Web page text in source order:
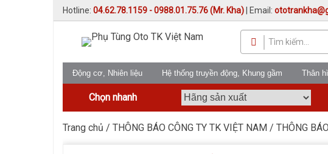
Hotline: 04.62.78.1159 - 0988.01.75.76 (Mr. Kha) | Email:
Động cơ, Nhiên liệu Hệ thống truyền động, Khung gầm Thân
Chọn nhanh
Trang chủ / THÔNG BÁO CÔNG TY TK VIỆT NAM / THÔNG